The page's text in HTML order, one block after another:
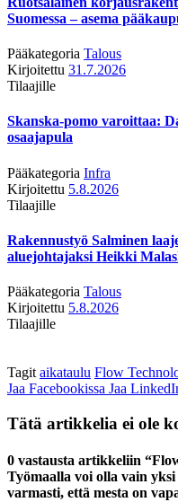
Suomessa – asema
Pääkategoria Talous
Kirjoitettu 31.7.2026
Tilaajille
Skanska-pomo varoittaa:
osaajapula
Pääkategoria Infra
Kirjoitettu 5.8.2026
Tilaajille
Rakennustyö Salminen
aluejohtajaksi Heikki
Pääkategoria Talous
Kirjoitettu 5.8.2026
Tilaajille
Tagit aikataulu Flow
Jaa Facebookissa Jaa
Tätä artikkelia ei ole
0 vastausta artikkeliin
Työmaalla voi olla vain
varmasti, että mesta on